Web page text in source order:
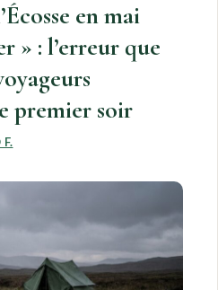
en mai
» : l’erreur que
premier soir